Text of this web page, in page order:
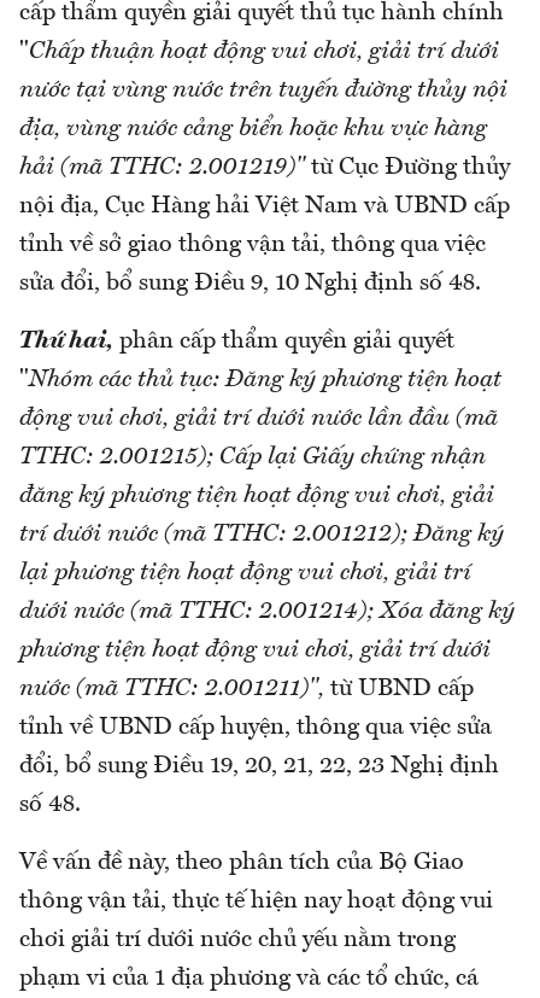
cấp thẩm quyền giải quyết thủ tục hành chính
"Chấp thuận hoạt động vui chơi, giải trí dưới
nước tại vùng nước trên tuyến đường thủy nội
địa, vùng nước cảng biển hoặc khu vực hàng
hải (mã TTHC: 2.001219)" từ Cục Đường thủy
nội địa, Cục Hàng hải Việt Nam và UBND cấp
tỉnh về sở giao thông vận tải, thông qua việc
sửa đổi, bổ sung Điều 9, 10 Nghị định số 48.
Thứ hai, phân cấp thẩm quyền giải quyết
"Nhóm các thủ tục: Đăng ký phương tiện hoạt
động vui chơi, giải trí dưới nước lần đầu (mã
TTHC: 2.001215); Cấp lại Giấy chứng nhận
đăng ký phương tiện hoạt động vui chơi, giải
trí dưới nước (mã TTHC: 2.001212); Đăng ký
lại phương tiện hoạt động vui chơi, giải trí
dưới nước (mã TTHC: 2.001214); Xóa đăng ký
phương tiện hoạt động vui chơi, giải trí dưới
nước (mã TTHC: 2.001211)", từ UBND cấp
tỉnh về UBND cấp huyện, thông qua việc sửa
đổi, bổ sung Điều 19, 20, 21, 22, 23 Nghị định
số 48.
Về vấn đề này, theo phân tích của Bộ Giao
thông vận tải, thực tế hiện nay hoạt động vui
chơi giải trí dưới nước chủ yếu nằm trong
phạm vi của 1 địa phương và các tổ chức, cá